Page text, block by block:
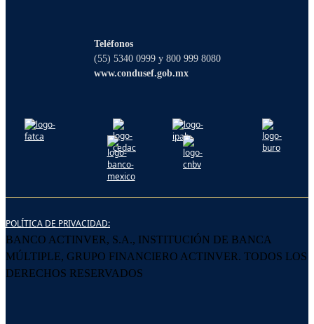
Teléfonos
(55) 5340 0999 y 800 999 8080
www.condusef.gob.mx
POLÍTICA DE PRIVACIDAD:
BANCO ACTINVER, S.A., INSTITUCIÓN DE BANCA
MÚLTIPLE, GRUPO FINANCIERO ACTINVER. TODOS LOS
DERECHOS RESERVADOS